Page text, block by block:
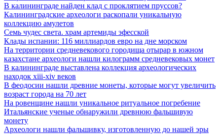
В калининграде найден клад с проклятием пруссов?
Калининградские археологи раскопали уникальную
коллекцию амулетов
Семь чудес света. храм артемиды эфесской
Клады испании: 116 миллиардов евро на дне морском
На территории средневекового городища отырар в южном
казахстане археологи нашли килограмм средневековых монет
В калининграде выставлена коллекция археологических
находок xiii-xiv веков
В феодосии нашли древние монеты, которые могут увеличить
возраст города на 70 лет
На ровенщине нашли уникальное ритуальное погребение
Итальянские ученые обнаружили древнюю фальшивую
монету
Археологи нашли фальшивку, изготовленную до нашей эры